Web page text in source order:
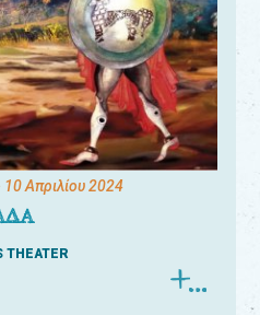
10 Απριλίου 2024
THEATER